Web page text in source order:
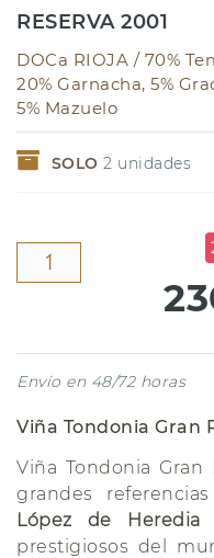
RESERVA 2001
DOCa RIOJA / 70%
20% Garnacha, 5%
5% Mazuelo
SOLO 2 unidades
Envío en 48/72 horas
Viña Tondonia Gran
Viña Tondonia Gran
grandes
López de Heredia
prestigiosos del